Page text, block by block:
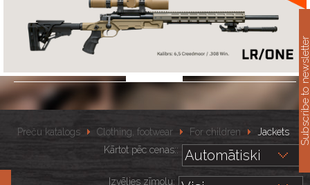
Preču katalogs Clothing, footwear For children
Jackets
Kārtot pēc cenas::
Izvēlies zīmolu:
Subscribe